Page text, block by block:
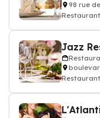
98 rue
Jazz